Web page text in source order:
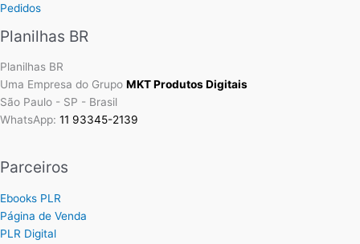
Pedidos
Planilhas BR
Planilhas BR
Uma Empresa do Grupo MKT Produtos Digitais
São Paulo - SP - Brasil
WhatsApp: 11 93345-2139
Parceiros
Ebooks PLR
Página de Venda
PLR Digital